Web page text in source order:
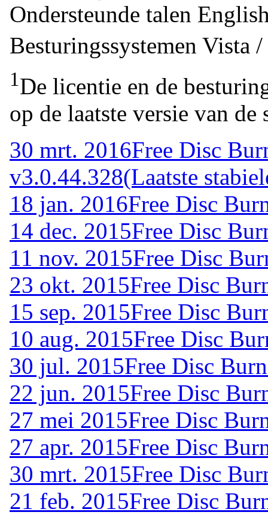
Ondersteunde talen
Besturingssystemen Vista
1De licentie en de
op de laatste versie van de
30 mrt. 2016Free Disc
v3.0.44.328(Laatste
18 jan. 2016Free Disc
14 dec. 2015Free Disc
11 nov. 2015Free Disc
23 okt. 2015Free Disc
15 sep. 2015Free Disc
10 aug. 2015Free Disc
30 jul. 2015Free Disc
22 jun. 2015Free Disc
27 mei 2015Free Disc
27 apr. 2015Free Disc
30 mrt. 2015Free Disc
21 feb. 2015Free Disc